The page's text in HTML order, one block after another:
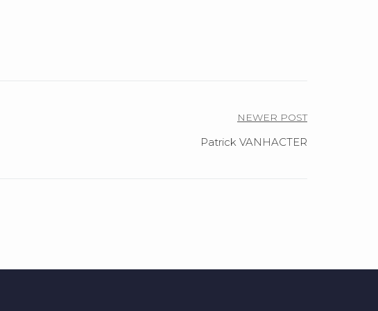
NEWER POST
Patrick VANHACTER